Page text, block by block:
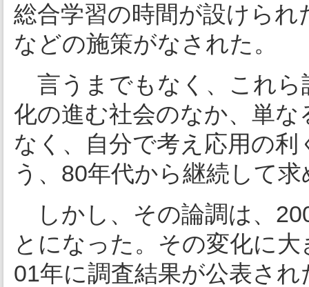
総合学習の時間が設けら
などの施策がなされた。
言うまでもなく、これら
化の進む社会のなか、単
なく、自分で考え応用の
う、80年代から継続して
しかし、その論調は、
とになった。その変化に
01年に調査結果が公表さ